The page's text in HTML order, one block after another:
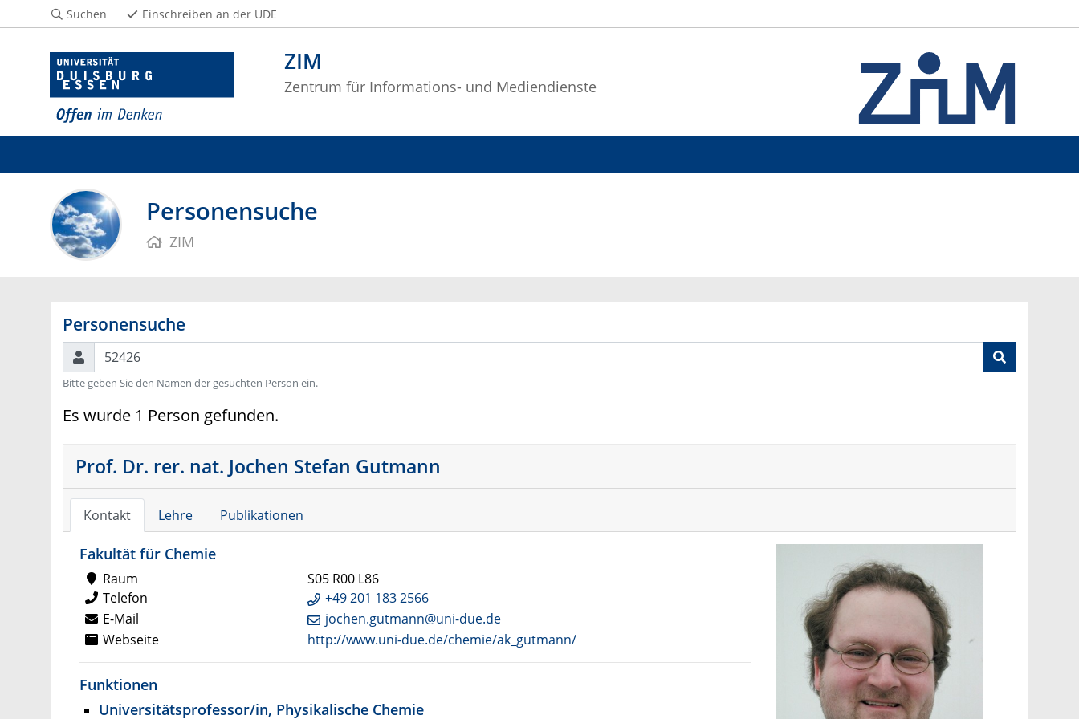
ZIM
Zentrum für Informations- und Mediendienste
Suchen Einschreiben an der UDE
Personensuche
ZIM
Personensuche
Suchen
Bitte geben Sie den Namen der gesuchten Person ein.
Es wurde 1 Person gefunden.
Prof. Dr. rer. nat. Jochen Stefan Gutmann
Kontakt Lehre Publikationen
Fakultät für Chemie
Raum
S05 R00 L86
Telefon
+49 201 183 2566
E-Mail
jochen.gutmann@uni-due.de
Webseite
http://www.uni-due.de/chemie/ak_gutmann/
Funktionen
Universitätsprofessor/in, Physikalische Chemie